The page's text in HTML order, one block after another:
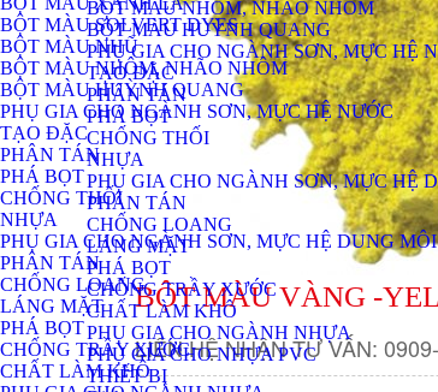
BỘT MÀU NHÔM, NHÃO NHÔM
BỘT MÀU HUỲNH QUANG
PHỤ GIA CHO NGÀNH SƠN, MỰC HỆ
TẠO ĐẶC
PHÂN TÁN
PHÁ BỌT
CHỐNG THỐI
NHỰA
PHỤ GIA CHO NGÀNH SƠN, MỰC HỆ
PHÂN TÁN
CHỐNG LOANG
LÁNG MẶT
PHÁ BỌT
CHỐNG TRẦY XƯỚC
CHẤT LÀM KHÔ
PHỤ GIA CHO NGÀNH NHỰA
PHỤ GIA CHO NHỰA PVC
THIẾT BỊ
BỘT MÀU SOLVERT DYES
BỘT MÀU NHŨ
BỘT MÀU NHÔM, NHÃO NHÔM
BỘT MÀU HUỲNH QUANG
PHỤ GIA CHO NGÀNH SƠN, MỰC HỆ NƯỚC
TẠO ĐẶC
PHÂN TÁN
PHÁ BỌT
CHỐNG THỐI
NHỰA
PHỤ GIA CHO NGÀNH SƠN, MỰC HỆ DUNG MÔI
PHÂN TÁN
CHỐNG LOANG
LÁNG MẶT
PHÁ BỌT
CHỐNG TRẦY XƯỚC
CHẤT LÀM KHÔ
BỘT MÀU VÀNG -
LIÊN HỆ NHẬN TƯ VẤN: